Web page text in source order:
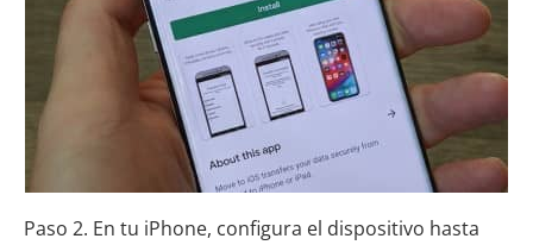
Paso 2. En tu iPhone, configura el dispositivo hasta